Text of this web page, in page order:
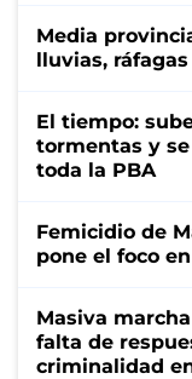
Media
lluvias,
El tiempo:
tormentas y
toda la PBA
Femicidio de
pone el foco
Masiva
falta de
criminalidad